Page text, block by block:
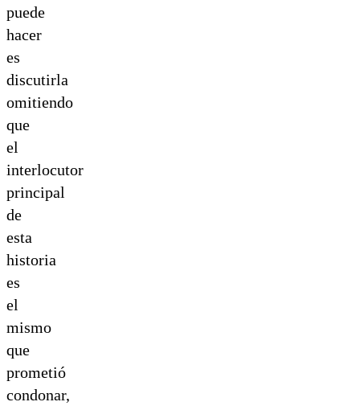
puede
hacer
es
discutirla
omitiendo
que
el
interlocutor
principal
de
esta
historia
es
el
mismo
que
prometió
condonar,